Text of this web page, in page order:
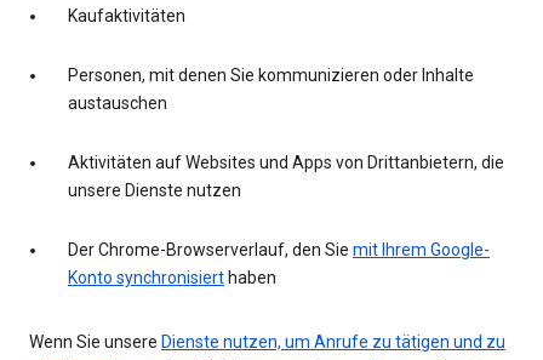
Kaufaktivitäten
Personen, mit denen Sie kommunizieren oder Inhalte
austauschen
Aktivitäten auf Websites und Apps von Drittanbietern, die
unsere Dienste nutzen
Der Chrome-Browserverlauf, den Sie mit Ihrem Google-
Konto synchronisiert haben
Wenn Sie unsere Dienste nutzen, um Anrufe zu tätigen und zu